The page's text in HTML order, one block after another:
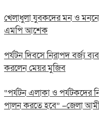
খেলাধুলা যুবকদের মন ও
এমপি আশেক
পর্যটন দিবসে নিরাপদ বর্জ্য
করলেন মেয়র মুজিব
“পর্যটন এলাকা ও পর্যটকদের
পালন করতে হবে” –জেলা